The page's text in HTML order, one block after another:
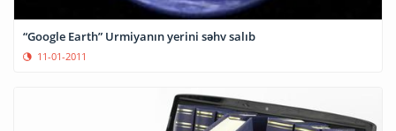
“Google Earth” Urmiyanın yerini səhv salıb
11-01-2011